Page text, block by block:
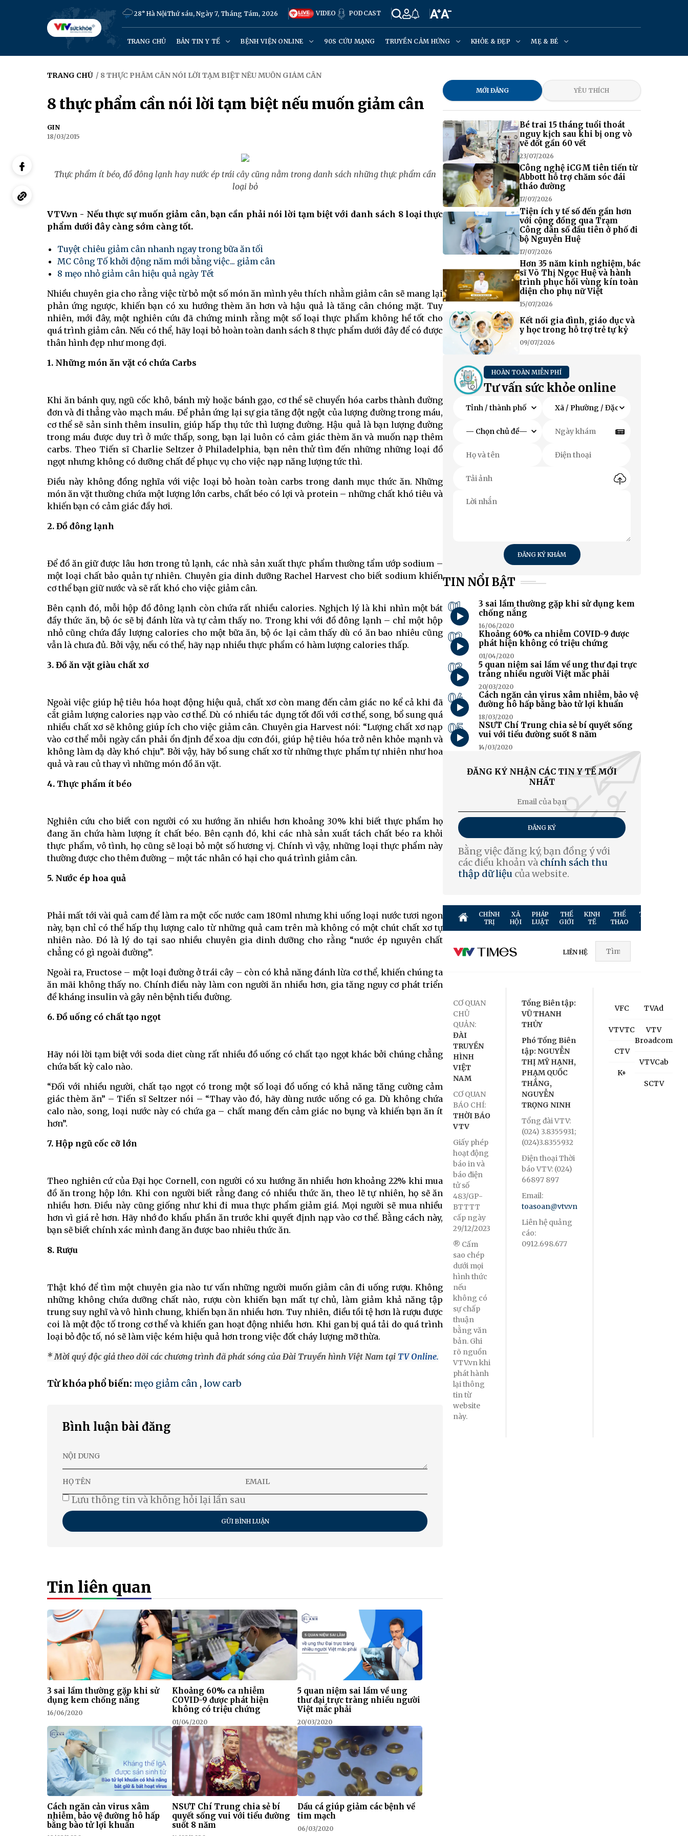
28° Hà NộiThứ sáu, Ngày 7, Tháng Tám, 2026 VIDEO PODCAST
TRANG CHỦ BẢN TIN Y TẾ BỆNH VIỆN ONLINE 90S CỨU MẠNG TRUYỀN CẢM HỨNG KHỎE & ĐẸP MẸ & BÉ
TRANG CHỦ / 8 THỰC PHẨM CẦN NÓI LỜI TẠM BIỆT NẾU MUỐN GIẢM CÂN
8 thực phẩm cần nói lời tạm biệt nếu muốn giảm cân
GIN
18/03/2015
Thực phẩm ít béo, đồ đông lạnh hay nước ép trái cây cũng nằm trong danh sách những thực phẩm cần
loại bỏ
VTV.vn - Nếu thực sự muốn giảm cân, bạn cần phải nói lời tạm biệt với danh sách 8 loại thực
phẩm dưới đây càng sớm càng tốt.
Tuyệt chiêu giảm cân nhanh ngay trong bữa ăn tối
MC Công Tố khởi động năm mới bằng việc... giảm cân
8 mẹo nhỏ giảm cân hiệu quả ngày Tết
Nhiều chuyên gia cho rằng việc từ bỏ một số món ăn mình yêu thích nhằm giảm cân sẽ mang lại
phản ứng ngược, khiến bạn có xu hướng thèm ăn hơn và hậu quả là tăng cân chóng mặt. Tuy
nhiên, mới đây, một nghiên cứu đã chứng minh rằng một số loại thực phẩm không hề tốt cho
quá trình giảm cân. Nếu có thể, hãy loại bỏ hoàn toàn danh sách 8 thực phẩm dưới đây để có được
thân hình đẹp như mong đợi.
1. Những món ăn vặt có chứa Carbs
Khi ăn bánh quy, ngũ cốc khô, bánh mỳ hoặc bánh gạo, cơ thể sẽ chuyển hóa carbs thành đường
đơn và đi thẳng vào mạch máu. Để phản ứng lại sự gia tăng đột ngột của lượng đường trong máu,
cơ thể sẽ sản sinh thêm insulin, giúp hấp thụ tức thì lượng đường. Hậu quả là bạn lượng đường
trong máu được duy trì ở mức thấp, song, bạn lại luôn có cảm giác thèm ăn và muốn nạp thêm
carbs. Theo Tiến sĩ Charlie Seltzer ở Philadelphia, bạn nên thử tìm đến những những loại đồ
ngọt nhưng không có dưỡng chất để phục vụ cho việc nạp năng lượng tức thì.
Điều này không đồng nghĩa với việc loại bỏ hoàn toàn carbs trong danh mục thức ăn. Những
món ăn vặt thường chứa một lượng lớn carbs, chất béo có lợi và protein – những chất khó tiêu và
khiến bạn có cảm giác đầy hơi.
2. Đồ đông lạnh
Để đồ ăn giữ được lâu hơn trong tủ lạnh, các nhà sản xuất thực phẩm thường tẩm ướp sodium –
một loại chất bảo quản tự nhiên. Chuyên gia dinh dưỡng Rachel Harvest cho biết sodium khiến
cơ thể bạn giữ nước và sẽ rất khó cho việc giảm cân.
Bên cạnh đó, mỗi hộp đồ đông lạnh còn chứa rất nhiều calories. Nghịch lý là khi nhìn một bát
đầy thức ăn, bộ óc sẽ bị đánh lừa và tự cảm thấy no. Trong khi với đồ đông lạnh – chỉ một hộp
nhỏ cũng chứa đầy lượng calories cho một bữa ăn, bộ óc lại cảm thấy dù có ăn bao nhiêu cũng
vẫn là chưa đủ. Bởi vậy, nếu có thể, hãy nạp nhiều thực phẩm có hàm lượng calories thấp.
3. Đồ ăn vặt giàu chất xơ
Ngoài việc giúp hệ tiêu hóa hoạt động hiệu quả, chất xơ còn mang đến cảm giác no kể cả khi đã
cắt giảm lượng calories nạp vào cơ thể. Dù có nhiều tác dụng tốt đối với cơ thể, song, bổ sung quá
nhiều chất xơ sẽ không giúp ích cho việc giảm cân. Chuyên gia Harvest nói: “Lượng chất xơ nạp
vào cơ thể mỗi ngày cần phải ổn định để xoa dịu cơn đói, giúp hệ tiêu hóa trở nên khỏe mạnh và
không làm dạ dày khó chịu”. Bởi vậy, hãy bổ sung chất xơ từ những thực phẩm tự nhiên như hoa
quả và rau củ thay vì những món đồ ăn vặt.
4. Thực phẩm ít béo
Nghiên cứu cho biết con người có xu hướng ăn nhiều hơn khoảng 30% khi biết thực phẩm họ
đang ăn chứa hàm lượng ít chất béo. Bên cạnh đó, khi các nhà sản xuất tách chất béo ra khỏi
thực phẩm, vô tình, họ cũng sẽ loại bỏ một số hương vị. Chính vì vậy, những loại thực phẩm này
thường được cho thêm đường – một tác nhân có hại cho quá trình giảm cân.
5. Nước ép hoa quả
Phải mất tới vài quả cam để làm ra một cốc nước cam 180ml nhưng khi uống loại nước tươi ngon
này, bạn chỉ có thể hấp thụ lượng calo từ những quả cam trên mà không có một chút chất xơ tự
nhiên nào. Đó là lý do tại sao nhiều chuyên gia dinh dưỡng cho rằng “nước ép nguyên chất
chẳng có gì ngoài đường”.
Ngoài ra, Fructose – một loại đường ở trái cây – còn có khả năng đánh lừa cơ thể, khiến chúng ta
ăn mãi không thấy no. Chính điều này làm con người ăn nhiều hơn, gia tăng nguy cơ phát triển
đề kháng insulin và gây nên bệnh tiểu đường.
6. Đồ uống có chất tạo ngọt
Hãy nói lời tạm biệt với soda diet cùng rất nhiều đồ uống có chất tạo ngọt khác bởi chúng chẳng
chứa bất kỳ calo nào.
“Đối với nhiều người, chất tạo ngọt có trong một số loại đồ uống có khả năng tăng cường cảm
giác thèm ăn” – Tiến sĩ Seltzer nói – “Thay vào đó, hãy dùng nước uống có ga. Dù không chứa
calo nào, song, loại nước này có chứa ga – chất mang đến cảm giác no bụng và khiến bạn ăn ít
hơn”.
7. Hộp ngũ cốc cỡ lớn
Theo nghiên cứ của Đại học Cornell, con người có xu hướng ăn nhiều hơn khoảng 22% khi mua
đồ ăn trong hộp lớn. Khi con người biết rằng đang có nhiều thức ăn, theo lẽ tự nhiên, họ sẽ ăn
nhiều hơn. Điều này cũng giống như khi đi mua thực phẩm giảm giá. Mọi người sẽ mua nhiều
hơn vì giá rẻ hơn. Hãy nhớ đo khẩu phần ăn trước khi quyết định nạp vào cơ thể. Bằng cách này,
bạn sẽ biết chính xác mình đang ăn được bao nhiêu thức ăn.
8. Rượu
Thật khó để tìm một chuyên gia nào tư vấn những người muốn giảm cân đi uống rượu. Không
những không chứa dưỡng chất nào, rượu còn khiến bạn mất tự chủ, làm giảm khả năng tập
trung suy nghĩ và vô hình chung, khiến bạn ăn nhiều hơn. Tuy nhiên, điều tồi tệ hơn là rượu được
coi là một độc tố trong cơ thể và khiến gan hoạt động nhiều hơn. Khi gan bị quá tải do quá trình
loại bỏ độc tố, nó sẽ làm việc kém hiệu quả hơn trong việc đốt cháy lượng mỡ thừa.
* Mời quý độc giả theo dõi các chương trình đã phát sóng của Đài Truyền hình Việt Nam tại TV Online.
Từ khóa phổ biến: mẹo giảm cân , low carb
Bình luận bài đăng
Lưu thông tin và không hỏi lại lần sau
GỬI BÌNH LUẬN
Tin liên quan
3 sai lầm thường gặp khi sử
dụng kem chống nắng
16/06/2020
Khoảng 60% ca nhiễm
COVID-9 được phát hiện
không có triệu chứng
01/04/2020
5 quan niệm sai lầm về ung
thư đại trực tràng nhiều người
Việt mắc phải
20/03/2020
Cách ngăn cản virus xâm
nhiễm, bảo vệ đường hô hấp
bằng bào tử lợi khuẩn
NSƯT Chí Trung chia sẻ bí
quyết sống vui với tiểu đường
suốt 8 năm
Dầu cá giúp giảm các bệnh về
tim mạch
06/03/2020
MỚI ĐĂNG YÊU THÍCH
Bé trai 15 tháng tuổi thoát
nguy kịch sau khi bị ong vò
vẽ đốt gần 60 vết
23/07/2026
Công nghệ iCGM tiên tiến từ
Abbott hỗ trợ chăm sóc đái
tháo đường
17/07/2026
Tiện ích y tế số đến gần hơn
với cộng đồng qua Trạm
Công dân số đầu tiên ở phố đi
bộ Nguyễn Huệ
17/07/2026
Hơn 35 năm kinh nghiệm, bác
sĩ Võ Thị Ngọc Huệ và hành
trình phục hồi vùng kín toàn
diện cho phụ nữ Việt
15/07/2026
Kết nối gia đình, giáo dục và
y học trong hỗ trợ trẻ tự kỷ
09/07/2026
HOÀN TOÀN MIỄN PHÍ
Tư vấn sức khỏe online
ĐĂNG KÝ KHÁM
TIN NỔI BẬT
01
3 sai lầm thường gặp khi sử dụng kem
chống nắng
16/06/2020
02
Khoảng 60% ca nhiễm COVID-9 được
phát hiện không có triệu chứng
01/04/2020
03
5 quan niệm sai lầm về ung thư đại trực
tràng nhiều người Việt mắc phải
20/03/2020
04
Cách ngăn cản virus xâm nhiễm, bảo vệ
đường hô hấp bằng bào tử lợi khuẩn
18/03/2020
05
NSƯT Chí Trung chia sẻ bí quyết sống
vui với tiểu đường suốt 8 năm
14/03/2020
ĐĂNG KÝ NHẬN CÁC TIN Y TẾ MỚI
NHẤT
ĐĂNG KÝ
Bằng việc đăng ký, bạn đồng ý với
các điều khoản và chính sách thu
thập dữ liệu của website.
CHÍNH
TRỊ
XÃ
HỘI
PHÁP
LUẬT
THẾ
GIỚI
KINH
TẾ
THỂ
THAO
TRUYỀN
LIÊN HỆ
CƠ QUAN
CHỦ
QUẢN:
ĐÀI
TRUYỀN
HÌNH
VIỆT
NAM
CƠ QUAN
BÁO CHÍ:
THỜI BÁO
VTV
Giấy phép
hoạt động
báo in và
báo điện
tử số
483/GP-
BTTTT
cấp ngày
29/12/2023
® Cấm
sao chép
dưới mọi
hình thức
nếu
không có
sự chấp
thuận
bằng văn
bản. Ghi
rõ nguồn
VTV.vn khi
phát hành
lại thông
tin từ
website
này.
Tổng Biên tập:
VŨ THANH
THỦY
Phó Tổng Biên
tập: NGUYỄN
THỊ MỸ HẠNH,
PHẠM QUỐC
THẮNG,
NGUYỄN
TRỌNG NINH
Tổng đài VTV:
(024) 3.8355931;
(024)3.8355932
Điện thoại Thời
báo VTV: (024)
66897 897
Email:
toasoan@vtv.vn
Liên hệ quảng
cáo:
0912.698.677
VFC
VTVTC
CTV
K+
TVAd
VTV
Broadcom
VTVCab
SCTV